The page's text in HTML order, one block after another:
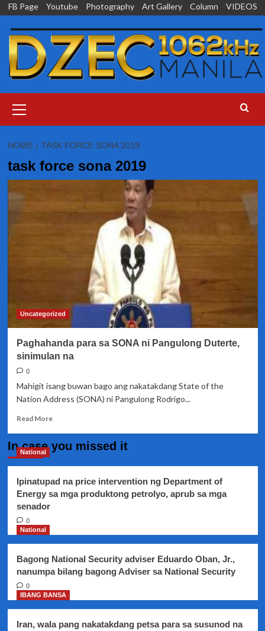
Skip
content
FB Page Youtube Photography Art Gallery Column VIDEOS
Menu
HOME TASK FORCE SONA 2019
task force sona 2019
Uncategorized
Paghahanda para sa SONA ni Pangulong Duterte,
sinimulan na
0
Mahigit isang buwan bago ang nakatakdang State of the
Nation Address (SONA) ni Pangulong Rodrigo...
Read MoreRead
Paghahanda
SONA
ni
In case you missed it
National
Ipinatupad na price intervention ng Department of
Energy sa mga produktong petrolyo, aprub sa mga
senador
0
National
Bagong National Security adviser Eduardo Oban, Jr.,
nanumpa bilang bagong Adviser sa National Security
0
IBANG BANSA
Iran, wala pang nakatakdang petsa para sa susunod na